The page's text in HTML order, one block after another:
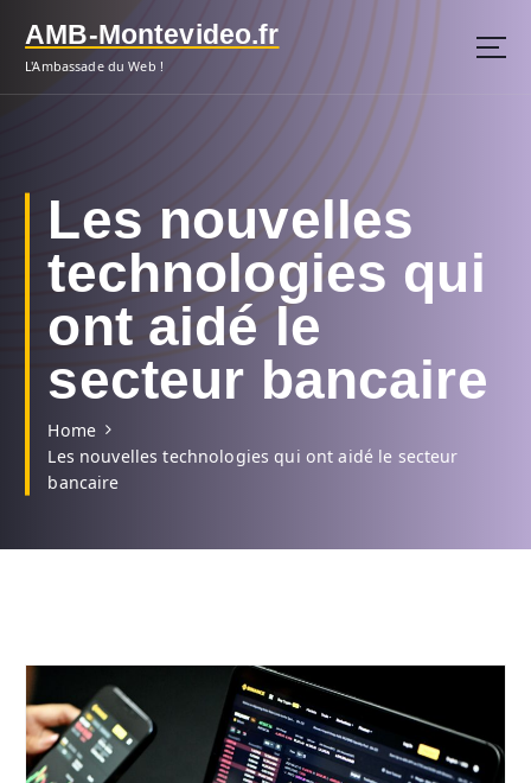
p
AMB-Montevideo.fr
L'Ambassade du Web !
Les nouvelles
technologies qui
ont aidé le
secteur bancaire
Home
Les nouvelles technologies qui ont aidé le secteur
bancaire